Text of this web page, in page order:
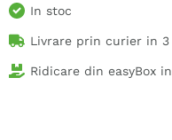
In stoc
Livrare prin curier in
Ridicare din easyBox in